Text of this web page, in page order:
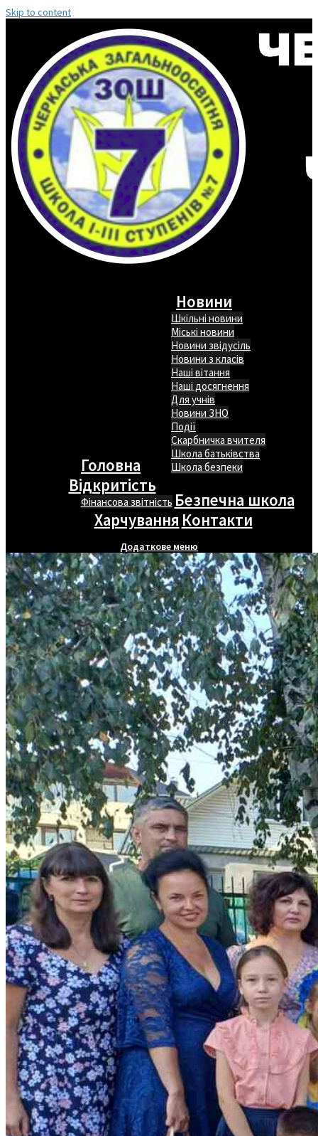
Skip to content
Головна
Новини
Шкільні новини
Міські новини
Новини звідусіль
Новини з класів
Наші вітання
Наші досягнення
Для учнів
Новини ЗНО
Події
Скарбничка вчителя
Школа батьківства
Школа безпеки
Відкритість
Фінансова звітність Безпечна школа
Харчування Контакти
Додаткове меню